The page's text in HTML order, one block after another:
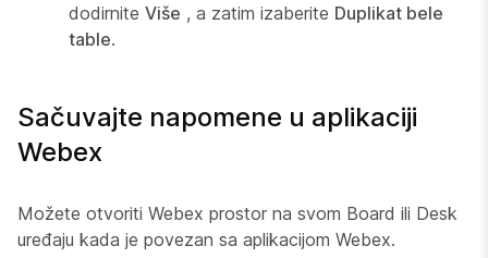
dodirnite Više , a zatim izaberite Duplikat bele
table.
Sačuvajte napomene u aplikaciji
Webex
Možete otvoriti Webex prostor na svom Board ili Desk
uređaju kada je povezan sa aplikacijom Webex.